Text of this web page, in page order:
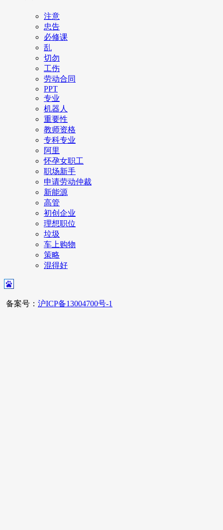
注意
忠告
必修课
乱
切勿
工伤
劳动合同
PPT
专业
机器人
重要性
教师资格
专科专业
阿里
怀孕女职工
职场新手
申请劳动仲裁
新能源
高管
初创企业
理想职位
垃圾
车上购物
策略
混得好
备案号： 沪ICP备13004700号-1